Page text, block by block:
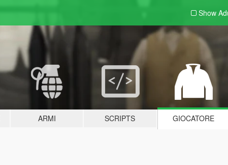
Show
ARMI SCRIPTS GIOCATORE